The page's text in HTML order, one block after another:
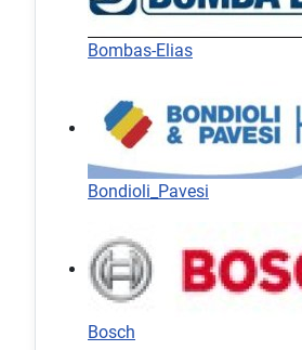
Bombas-Elias
Bondioli_Pavesi
Bosch